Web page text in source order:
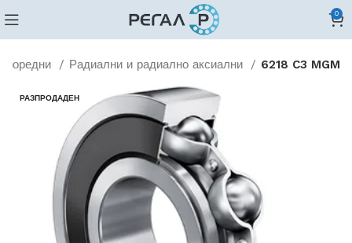
0
Радиални и радиално аксиални 6218 C3 MGM
РАЗПРОДАДЕН